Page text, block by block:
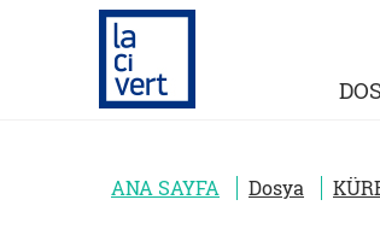
ANA SAYFA Dosya